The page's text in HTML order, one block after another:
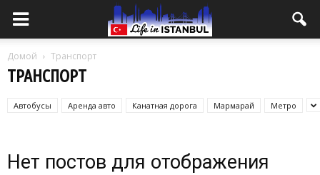
Домой Транспорт
ТРАНСПОРТ
Автобусы Аренда авто Канатная дорога Мармарай Метро
Нет постов для отображения